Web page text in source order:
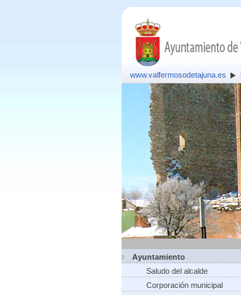
www.valfermosodetajuna.es
Ayuntamiento
Saludo del alcalde
Corporación municipal